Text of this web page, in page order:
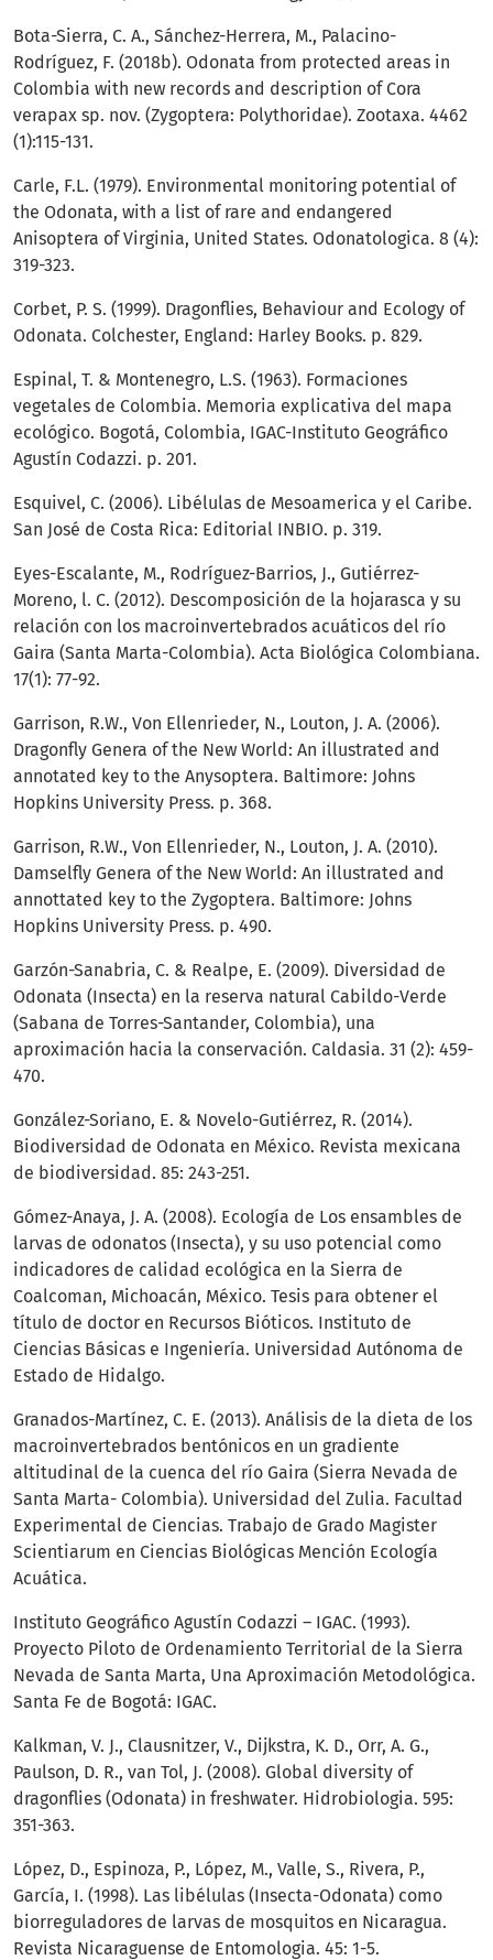
Bota-Sierra, C. A., Sánchez-Herrera, M., Palacino-
Rodríguez, F. (2018b). Odonata from protected areas in
Colombia with new records and description of Cora
verapax sp. nov. (Zygoptera: Polythoridae). Zootaxa. 4462
(1):115-131.
Carle, F.L. (1979). Environmental monitoring potential of
the Odonata, with a list of rare and endangered
Anisoptera of Virginia, United States. Odonatologica. 8 (4):
319-323.
Corbet, P. S. (1999). Dragonflies, Behaviour and Ecology of
Odonata. Colchester, England: Harley Books. p. 829.
Espinal, T. & Montenegro, L.S. (1963). Formaciones
vegetales de Colombia. Memoria explicativa del mapa
ecológico. Bogotá, Colombia, IGAC-Instituto Geográfico
Agustín Codazzi. p. 201.
Esquivel, C. (2006). Libélulas de Mesoamerica y el Caribe.
San José de Costa Rica: Editorial INBIO. p. 319.
Eyes-Escalante, M., Rodríguez-Barrios, J., Gutiérrez-
Moreno, l. C. (2012). Descomposición de la hojarasca y su
relación con los macroinvertebrados acuáticos del río
Gaira (Santa Marta-Colombia). Acta Biológica Colombiana.
17(1): 77-92.
Garrison, R.W., Von Ellenrieder, N., Louton, J. A. (2006).
Dragonfly Genera of the New World: An illustrated and
annotated key to the Anysoptera. Baltimore: Johns
Hopkins University Press. p. 368.
Garrison, R.W., Von Ellenrieder, N., Louton, J. A. (2010).
Damselfly Genera of the New World: An illustrated and
annottated key to the Zygoptera. Baltimore: Johns
Hopkins University Press. p. 490.
Garzón-Sanabria, C. & Realpe, E. (2009). Diversidad de
Odonata (Insecta) en la reserva natural Cabildo-Verde
(Sabana de Torres-Santander, Colombia), una
aproximación hacia la conservación. Caldasia. 31 (2): 459-
470.
González-Soriano, E. & Novelo-Gutiérrez, R. (2014).
Biodiversidad de Odonata en México. Revista mexicana
de biodiversidad. 85: 243-251.
Gómez-Anaya, J. A. (2008). Ecología de Los ensambles de
larvas de odonatos (Insecta), y su uso potencial como
indicadores de calidad ecológica en la Sierra de
Coalcoman, Michoacán, México. Tesis para obtener el
título de doctor en Recursos Bióticos. Instituto de
Ciencias Básicas e Ingeniería. Universidad Autónoma de
Estado de Hidalgo.
Granados-Martínez, C. E. (2013). Análisis de la dieta de los
macroinvertebrados bentónicos en un gradiente
altitudinal de la cuenca del río Gaira (Sierra Nevada de
Santa Marta- Colombia). Universidad del Zulia. Facultad
Experimental de Ciencias. Trabajo de Grado Magister
Scientiarum en Ciencias Biológicas Mención Ecología
Acuática.
Instituto Geográfico Agustín Codazzi – IGAC. (1993).
Proyecto Piloto de Ordenamiento Territorial de la Sierra
Nevada de Santa Marta, Una Aproximación Metodológica.
Santa Fe de Bogotá: IGAC.
Kalkman, V. J., Clausnitzer, V., Dijkstra, K. D., Orr, A. G.,
Paulson, D. R., van Tol, J. (2008). Global diversity of
dragonflies (Odonata) in freshwater. Hidrobiologia. 595:
351-363.
López, D., Espinoza, P., López, M., Valle, S., Rivera, P.,
García, I. (1998). Las libélulas (Insecta-Odonata) como
biorreguladores de larvas de mosquitos en Nicaragua.
Revista Nicaraguense de Entomologia. 45: 1-5.